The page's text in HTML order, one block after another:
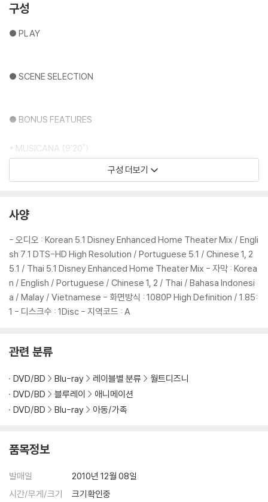
구성
● PLAY
● SCENE SELECTION
● BONUS FEATURES
* MUSICANA (9'20")
* DALI & DISNEY A DATE WITH DESTINO (82'18")
* DISNEY'S VIRTUAL VAULT
* AUDIO COMMENTARY
- View Film With Original DVD Commentary By Executive Prod
ucer Roy E. Disney, Conductor James Levine, And Producer Do
n Ernst
● SNEAK PEEKS (4'30")
구성 더보기
사양
- 오디오 : Korean 5.1 Disney Enhanced Home Theater Mix / Engli
sh 7.1 DTS-HD High Resolution / Portuguese 5.1 / Chinese 1, 2
5.1 / Thai 5.1 Disney Enhanced Home Theater Mix - 자막 : Korea
n / English / Portuguese / Chinese 1, 2 / Thai / Bahasa Indonesi
a / Malay / Vietnamese - 화면방식 : 1080P High Definition / 1.85:
1 - 디스크수 : 1Disc - 지역코드 : A
관련 분류
DVD/BD Blu-ray 레이블별 분류
월트디즈니
DVD/BD
블루레이
애니메이션
DVD/BD
Blu-ray 아동/가족
품목정보
발매일
2010년 12월 08일
시간/무게/크기
크기확인중